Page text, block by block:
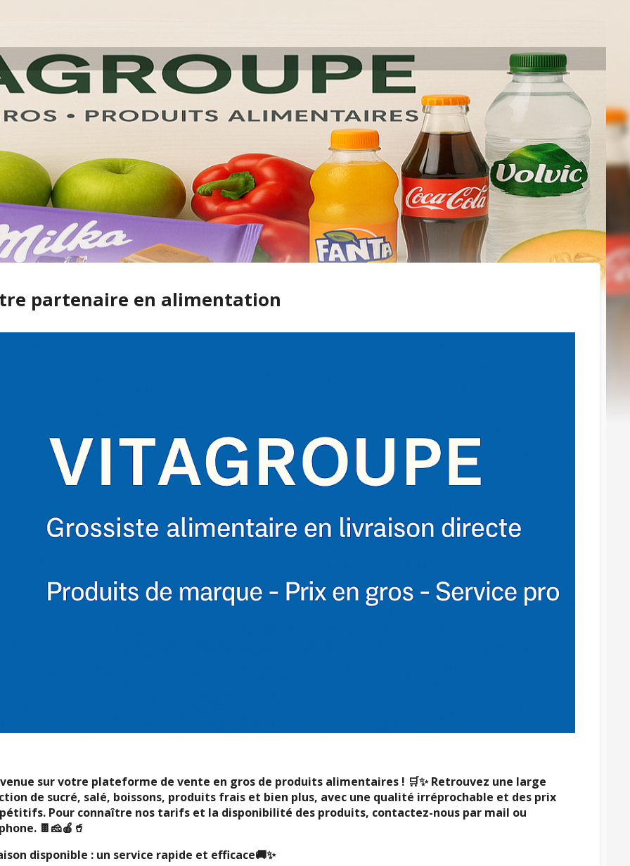
partenaire en alimentation
sur votre plateforme de vente en gros de produits alimentaires ! 🛒✨ Retrouvez une large
de sucré, salé, boissons, produits frais et bien plus, avec une qualité irréprochable et des prix
Pour connaître nos tarifs et la disponibilité des produits, contactez-nous par mail ou
🍫🧀🍎🥤
disponible : un service rapide et efficace🚚✨